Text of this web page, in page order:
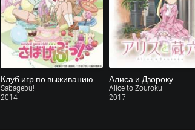
Клуб игр по выживанию!
Sabagebu!
2014
Алиса и Дзороку
Alice to Zouroku
2017